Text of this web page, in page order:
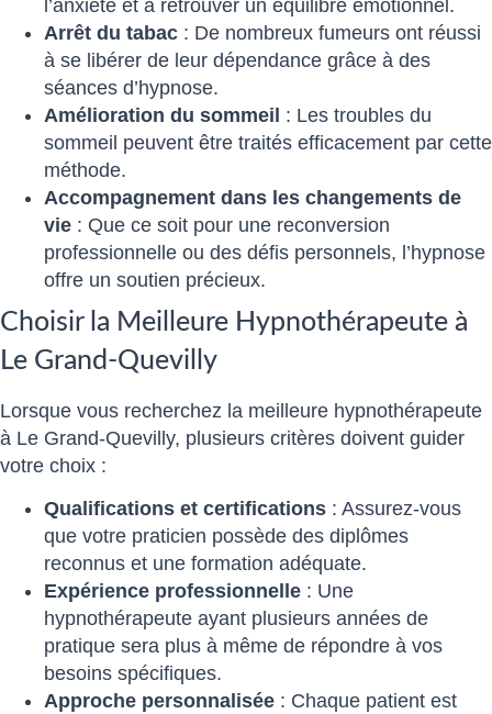
l’anxiété et à retrouver un équilibre émotionnel.
Arrêt du tabac : De nombreux fumeurs ont réussi
à se libérer de leur dépendance grâce à des
séances d’hypnose.
Amélioration du sommeil : Les troubles du
sommeil peuvent être traités efficacement par cette
méthode.
Accompagnement dans les changements de
vie : Que ce soit pour une reconversion
professionnelle ou des défis personnels, l’hypnose
offre un soutien précieux.
Choisir la Meilleure Hypnothérapeute à
Le Grand-Quevilly
Lorsque vous recherchez la meilleure hypnothérapeute
à Le Grand-Quevilly, plusieurs critères doivent guider
votre choix :
Qualifications et certifications : Assurez-vous
que votre praticien possède des diplômes
reconnus et une formation adéquate.
Expérience professionnelle : Une
hypnothérapeute ayant plusieurs années de
pratique sera plus à même de répondre à vos
besoins spécifiques.
Approche personnalisée : Chaque patient est